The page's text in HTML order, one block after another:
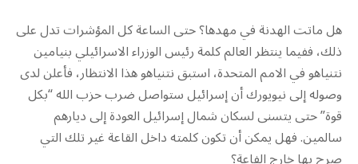
هل ماتت الهدنة في مهدها؟ حتى الساعة كل المؤشرات تدل على
ذلك، ففيما ينتظر العالم كلمة رئيس الوزراء الاسرائيلي بنيامين
نتنياهو في الامم المتحدة، استبق نتنياهو هذا الانتظار، فأعلن لدى
وصوله إلى نيويورك أن إسرائيل ستواصل ضرب حزب الله “بكل
قوة” حتى يتسنى لسكان شمال إسرائيل العودة إلى ديارهم
سالمين. فهل يمكن أن تكون كلمته داخل القاعة غير تلك التي